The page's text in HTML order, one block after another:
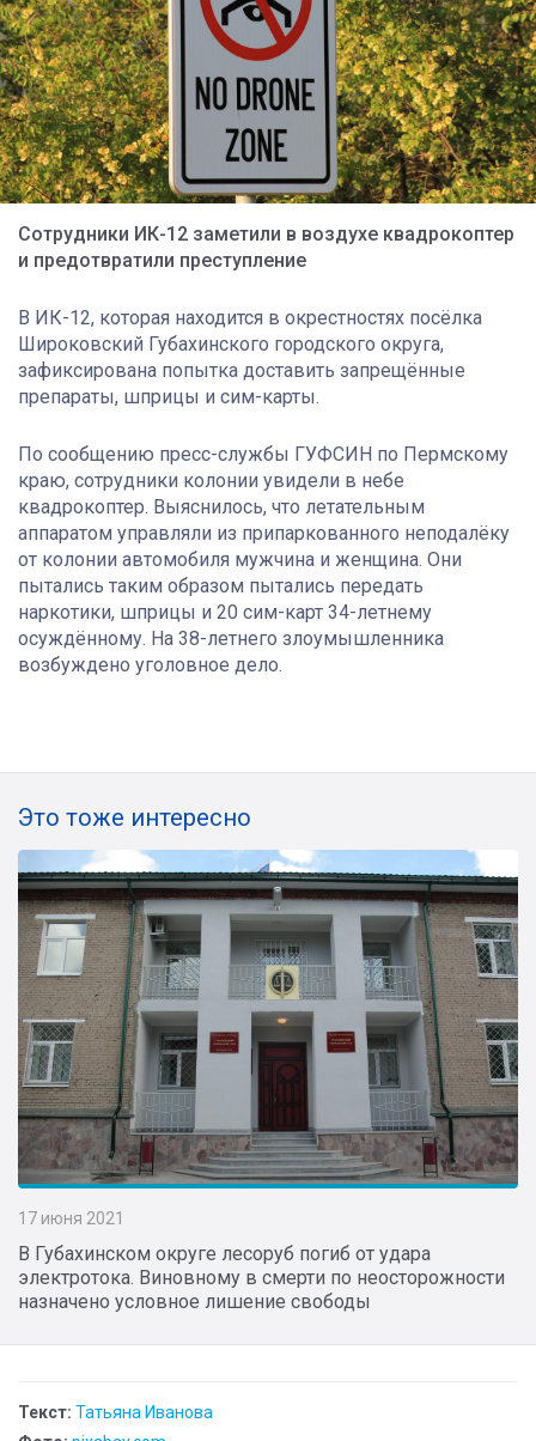
Сотрудники ИК-12 заметили в воздухе квадрокоптер
и предотвратили преступление
В ИК-12, которая находится в окрестностях посёлка
Широковский Губахинского городского округа,
зафиксирована попытка доставить запрещённые
препараты, шприцы и сим-карты.
По сообщению пресс-службы ГУФСИН по Пермскому
краю, сотрудники колонии увидели в небе
квадрокоптер. Выяснилось, что летательным
аппаратом управляли из припаркованного неподалёку
от колонии автомобиля мужчина и женщина. Они
пытались таким образом пытались передать
наркотики, шприцы и 20 сим-карт 34-летнему
осуждённому. На 38-летнего злоумышленника
возбуждено уголовное дело.
Это тоже интересно
17 июня 2021
В Губахинском округе лесоруб погиб от удара
электротока. Виновному в смерти по неосторожности
назначено условное лишение свободы
Текст: Татьяна Иванова